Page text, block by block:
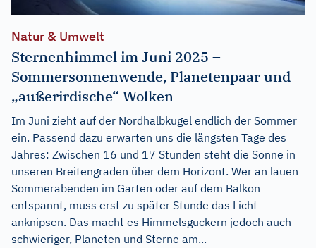
Natur & Umwelt
Sternenhimmel im Juni 2025 –
Sommersonnenwende, Planetenpaar und
„außerirdische“ Wolken
Im Juni zieht auf der Nordhalbkugel endlich der Sommer
ein. Passend dazu erwarten uns die längsten Tage des
Jahres: Zwischen 16 und 17 Stunden steht die Sonne in
unseren Breitengraden über dem Horizont. Wer an lauen
Sommerabenden im Garten oder auf dem Balkon
entspannt, muss erst zu später Stunde das Licht
anknipsen. Das macht es Himmelsguckern jedoch auch
schwieriger, Planeten und Sterne am...